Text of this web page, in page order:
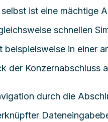
selbst ist eine mächtige
schnellen
in einer
der Konzernabschluss
durch die
er